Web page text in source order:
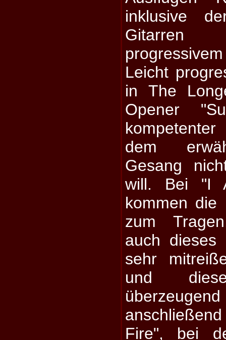
inklusive
Gitarren
Leicht
in The
Opener
dem
Gesang
will. Bei "I
kommen die
zum
auch
sehr
und
Fire", bei